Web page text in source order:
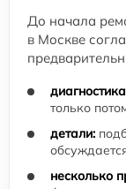
До начала
в Москве
только
детали:
несколько